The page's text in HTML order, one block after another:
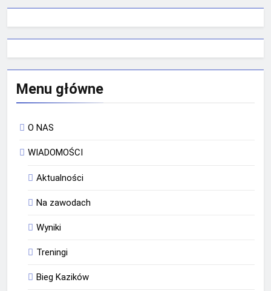
Menu główne
O NAS
WIADOMOŚCI
Aktualności
Na zawodach
Wyniki
Treningi
Bieg Kazików